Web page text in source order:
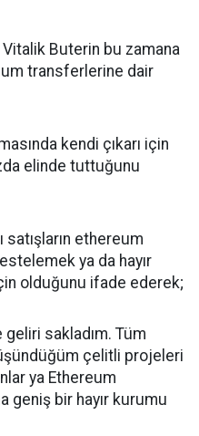
Buterin bu zamana
transferlerine dair
kendi çıkarı için
elinde tuttuğunu
satışların ethereum
ya da hayır
olduğunu ifade ederek;
sakladım. Tüm
çelitli projeleri
ya Ethereum
geniş bir hayır kurumu